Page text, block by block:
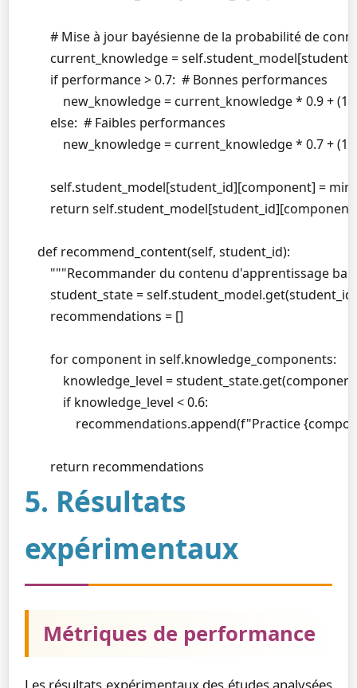
# Mise à jour bayésienne de la probabilité de
current_knowledge =
        if performance > 0.7:  # Bonnes performances
new_knowledge = current_knowledge * 0.9 +
        else:  # Faibles performances
new_knowledge = current_knowledge * 0.7 +
self.student_model[student_id][component] =
        return self.student_model[student_id][component]
    def recommend_content(self, student_id):
"""Recommander du contenu d'apprentissage
student_state = self.student_model.get(student_id,
        recommendations = []
        for component in self.knowledge_components:
knowledge_level =
            if knowledge_level < 0.6:
recommendations.append(f"Practice
        return recommendations
5. Résultats
expérimentaux
Métriques de performance